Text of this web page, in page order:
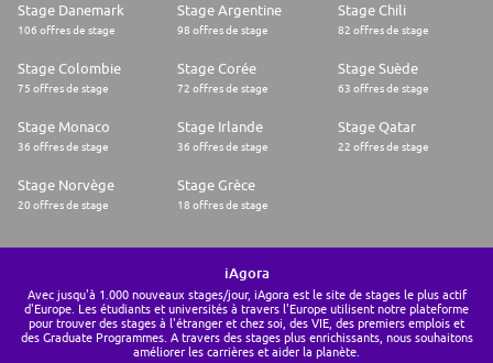
Stage Danemark
106 offres de stage
Stage Argentine
98 offres de stage
Stage Chili
82 offres de stage
Stage Colombie
75 offres de stage
Stage Corée
72 offres de stage
Stage Suède
63 offres de stage
Stage Monaco
36 offres de stage
Stage Irlande
36 offres de stage
Stage Qatar
22 offres de stage
Stage Norvège
20 offres de stage
Stage Grèce
18 offres de stage
iAgora
Avec jusqu'à 1.000 nouveaux stages/jour, iAgora est le site de stages le plus actif
d'Europe. Les étudiants et universités à travers l'Europe utilisent notre plateforme
pour trouver des stages à l'étranger et chez soi, des VIE, des premiers emplois et
des Graduate Programmes. A travers des stages plus enrichissants, nous souhaitons
améliorer les carrières et aider la planète.